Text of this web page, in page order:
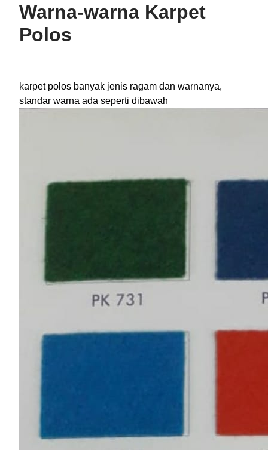
Warna-warna Karpet
Polos
karpet polos banyak jenis ragam dan warnanya,
standar warna ada seperti dibawah